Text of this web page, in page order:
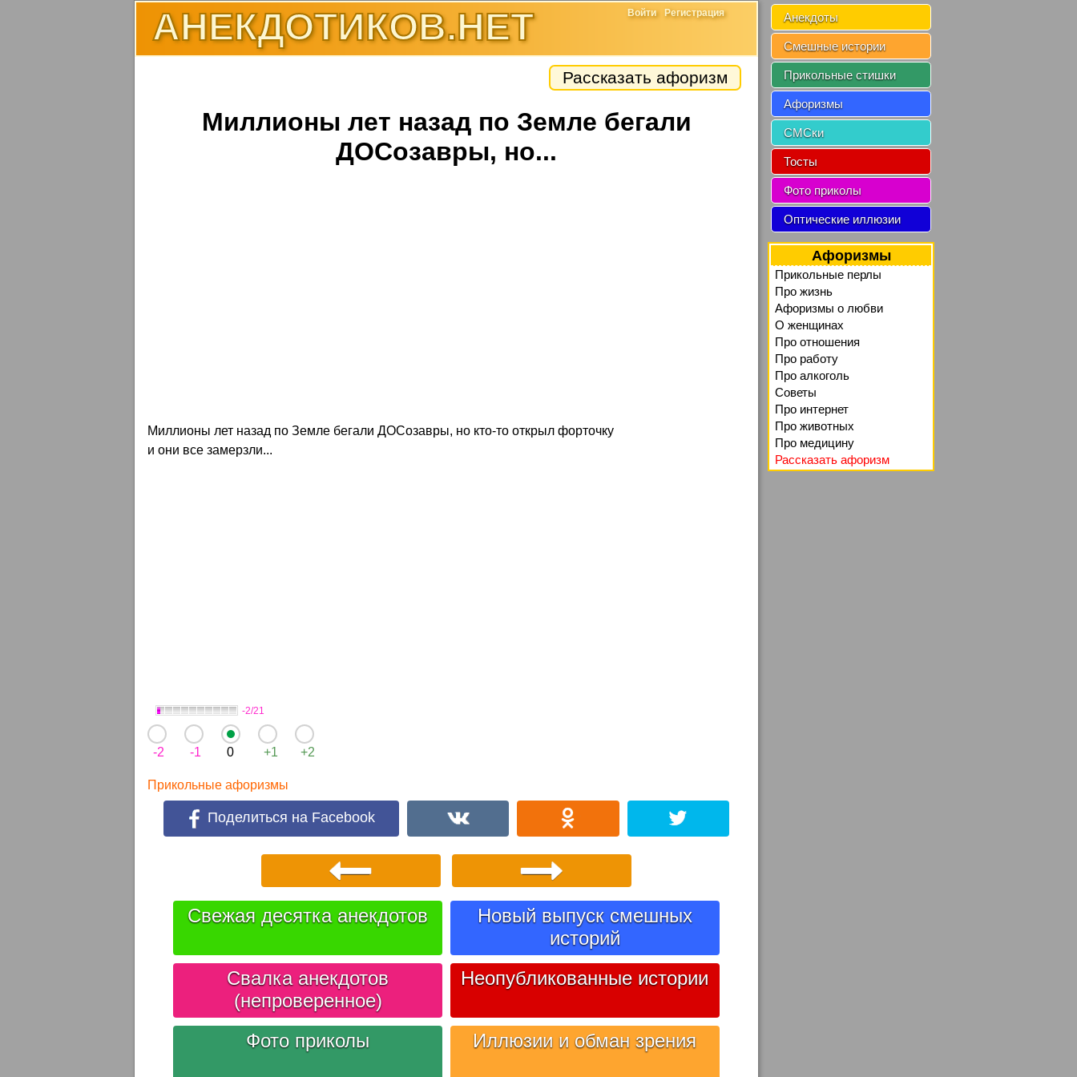
АНЕКДОТИКОВ.НЕТ Войти Регистрация
Рассказать афоризм
Миллионы лет назад по Земле бегали
ДОСозавры, но...
Миллионы лет назад по Земле бегали ДОСозавры, но кто-то открыл форточку
и они все замерзли...
-2/21
-2 -1 0 +1 +2
Прикольные афоризмы
Поделиться на Facebook
Свежая десятка анекдотов
Новый выпуск смешных
историй
Свалка анекдотов
(непроверенное)
Неопубликованные истории
Фото приколы Иллюзии и обман зрения
Анекдоты
Смешные истории
Прикольные стишки
Афоризмы
СМСки
Тосты
Фото приколы
Оптические иллюзии
Афоризмы
Прикольные перлы
Про жизнь
Афоризмы о любви
О женщинах
Про отношения
Про работу
Про алкоголь
Советы
Про интернет
Про животных
Про медицину
Рассказать афоризм